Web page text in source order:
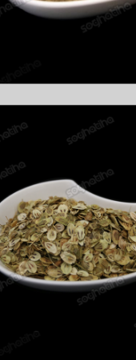
گلپر(پودر)